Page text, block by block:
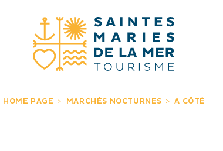
HOME PAGE MARCHÉS NOCTURNES A CÔTÉ